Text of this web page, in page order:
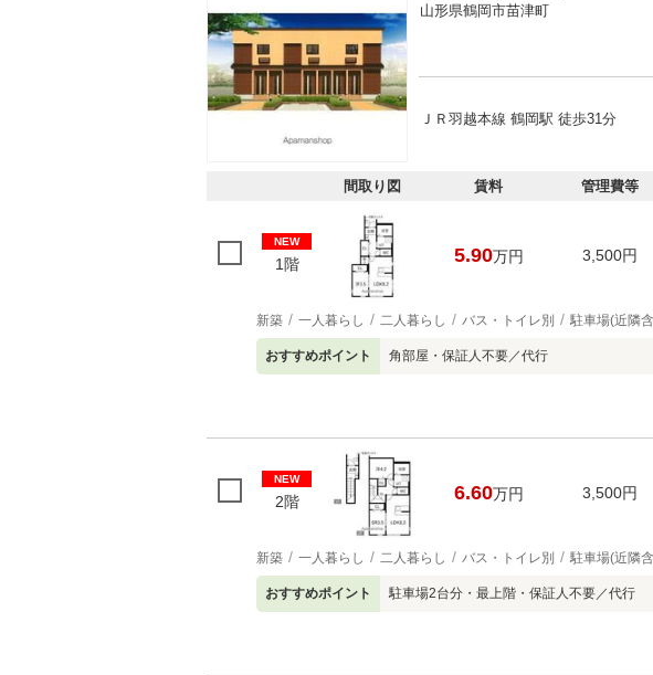
山形県鶴岡市苗津町
ＪＲ羽越本線 鶴岡駅 徒歩31分
間取り図 賃料 管理費等
NEW
1階 5.90万円 3,500円
新築 一人暮らし 二人暮らし バス・トイレ別 駐車場(近隣
おすすめポイント 角部屋・保証人不要／代行
NEW
2階 6.60万円 3,500円
新築 一人暮らし 二人暮らし バス・トイレ別 駐車場(近隣
おすすめポイント 駐車場2台分・最上階・保証人不要／代行